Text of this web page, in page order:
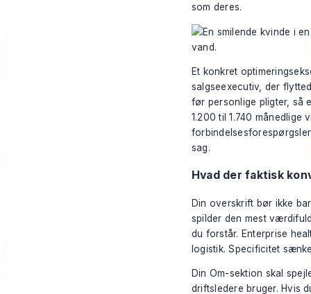
som deres.
Et konkret
salgseexecutiv, der
før personlige pligter, så
1.200 til 1.740 månedlige
sag.
Hvad der faktisk
Din overskrift bør ikke
spilder den mest
du forstår. Enterprise
logistik. Specificitet
Din Om-sektion skal
driftsledere bruger. Hvis